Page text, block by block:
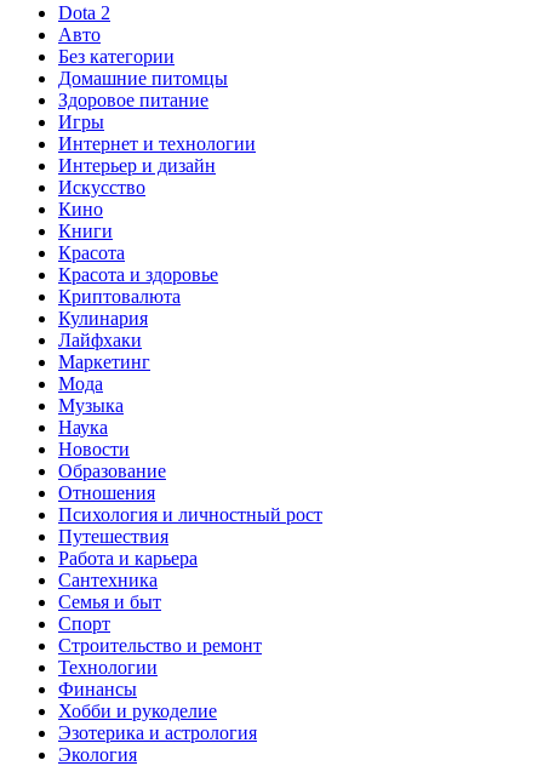
Dota 2
Авто
Без категории
Домашние питомцы
Здоровое питание
Игры
Интернет и технологии
Интерьер и дизайн
Искусство
Кино
Книги
Красота
Красота и здоровье
Криптовалюта
Кулинария
Лайфхаки
Маркетинг
Мода
Музыка
Наука
Новости
Образование
Отношения
Психология и личностный рост
Путешествия
Работа и карьера
Сантехника
Семья и быт
Спорт
Строительство и ремонт
Технологии
Финансы
Хобби и рукоделие
Эзотерика и астрология
Экология